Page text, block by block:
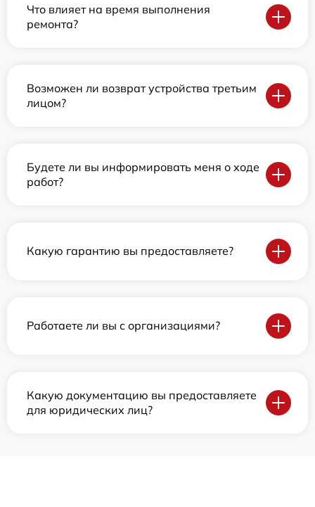
Что влияет на время выполнения
ремонта?
Возможен ли возврат устройства третьим
лицом?
Будете ли вы информировать меня о ходе
работ?
Какую гарантию вы предоставляете?
Работаете ли вы с организациями?
Какую документацию вы предоставляете
для юридических лиц?